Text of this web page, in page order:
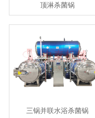
顶淋杀菌锅
三锅并联水浴杀菌锅